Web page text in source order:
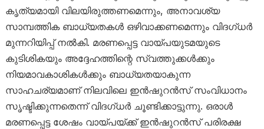
കൃത്യമായി വിലയിരുത്തണമെന്നും, അനാവശ്യ
സാമ്പത്തിക ബാധ്യതകൾ ഒഴിവാക്കണമെന്നും വിദഗ്ധർ
മുന്നറിയിപ്പ് നൽകി. മരണപ്പെട്ട വായ്പയുടമയുടെ
കുടിശികയും അദ്ദേഹത്തിന്റെ സ്വത്തുക്കൾക്കും
നിയമാവകാശികൾക്കും ബാധ്യതയാകുന്ന
സാഹചര്യമാണ് നിലവിലെ ഇൻഷുറൻസ് സംവിധാനം
സൃഷ്ടിക്കുന്നതെന്ന് വിദഗ്ധർ ചൂണ്ടിക്കാട്ടുന്നു. ഒരാൾ
മരണപ്പെട്ട ശേഷം വായ്പയ്ക്ക് ഇൻഷുറൻസ് പരിരക്ഷ